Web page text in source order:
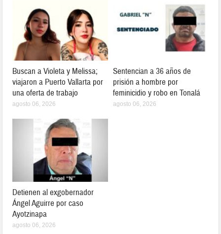
Buscan a Violeta y Melissa;
viajaron a Puerto Vallarta por
una oferta de trabajo
agosto 06, 2026
Sentencian a 36 años de
prisión a hombre por
feminicidio y robo en Tonalá
agosto 06, 2026
Detienen al exgobernador
Ángel Aguirre por caso
Ayotzinapa
agosto 06, 2026